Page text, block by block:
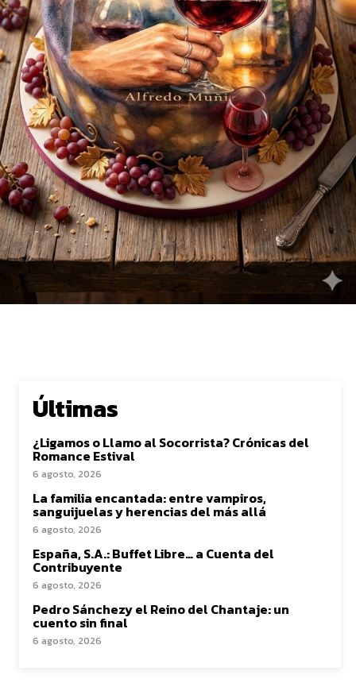
Últimas
¿Ligamos o Llamo al Socorrista? Crónicas del
Romance Estival
6 agosto, 2026
La familia encantada: entre vampiros,
sanguijuelas y herencias del más allá
6 agosto, 2026
España, S.A.: Buffet Libre… a Cuenta del
Contribuyente
6 agosto, 2026
Pedro Sánchezy el Reino del Chantaje: un
cuento sin final
6 agosto, 2026